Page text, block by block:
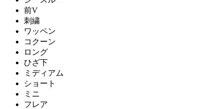
前V
刺繍
ワッペン
コクーン
ロング
ひざ下
ミディアム
ショート
ミニ
フレア